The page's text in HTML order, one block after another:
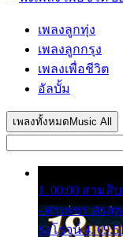
เพลงลูกทุ่ง
เพลงลูกกรุง
เพลงเพื่อชีวิต
อัลบั้ม
เพลงทั้งหมด Music All
1. 00:00 สามสิ
- ศรเพชร ศรสุ
รุ่งโรจน์ 4.